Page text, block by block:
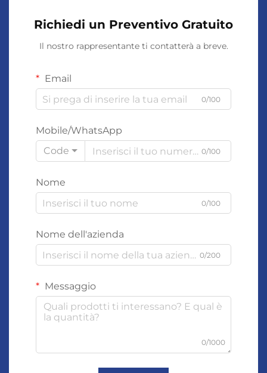
Richiedi un Preventivo Gratuito
Il nostro rappresentante ti contatterà a breve.
Email
0/100
Mobile/WhatsApp
Code
0/100
Nome
0/100
Nome dell'azienda
0/200
Messaggio
0/1000